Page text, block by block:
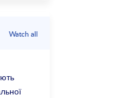
Watch all